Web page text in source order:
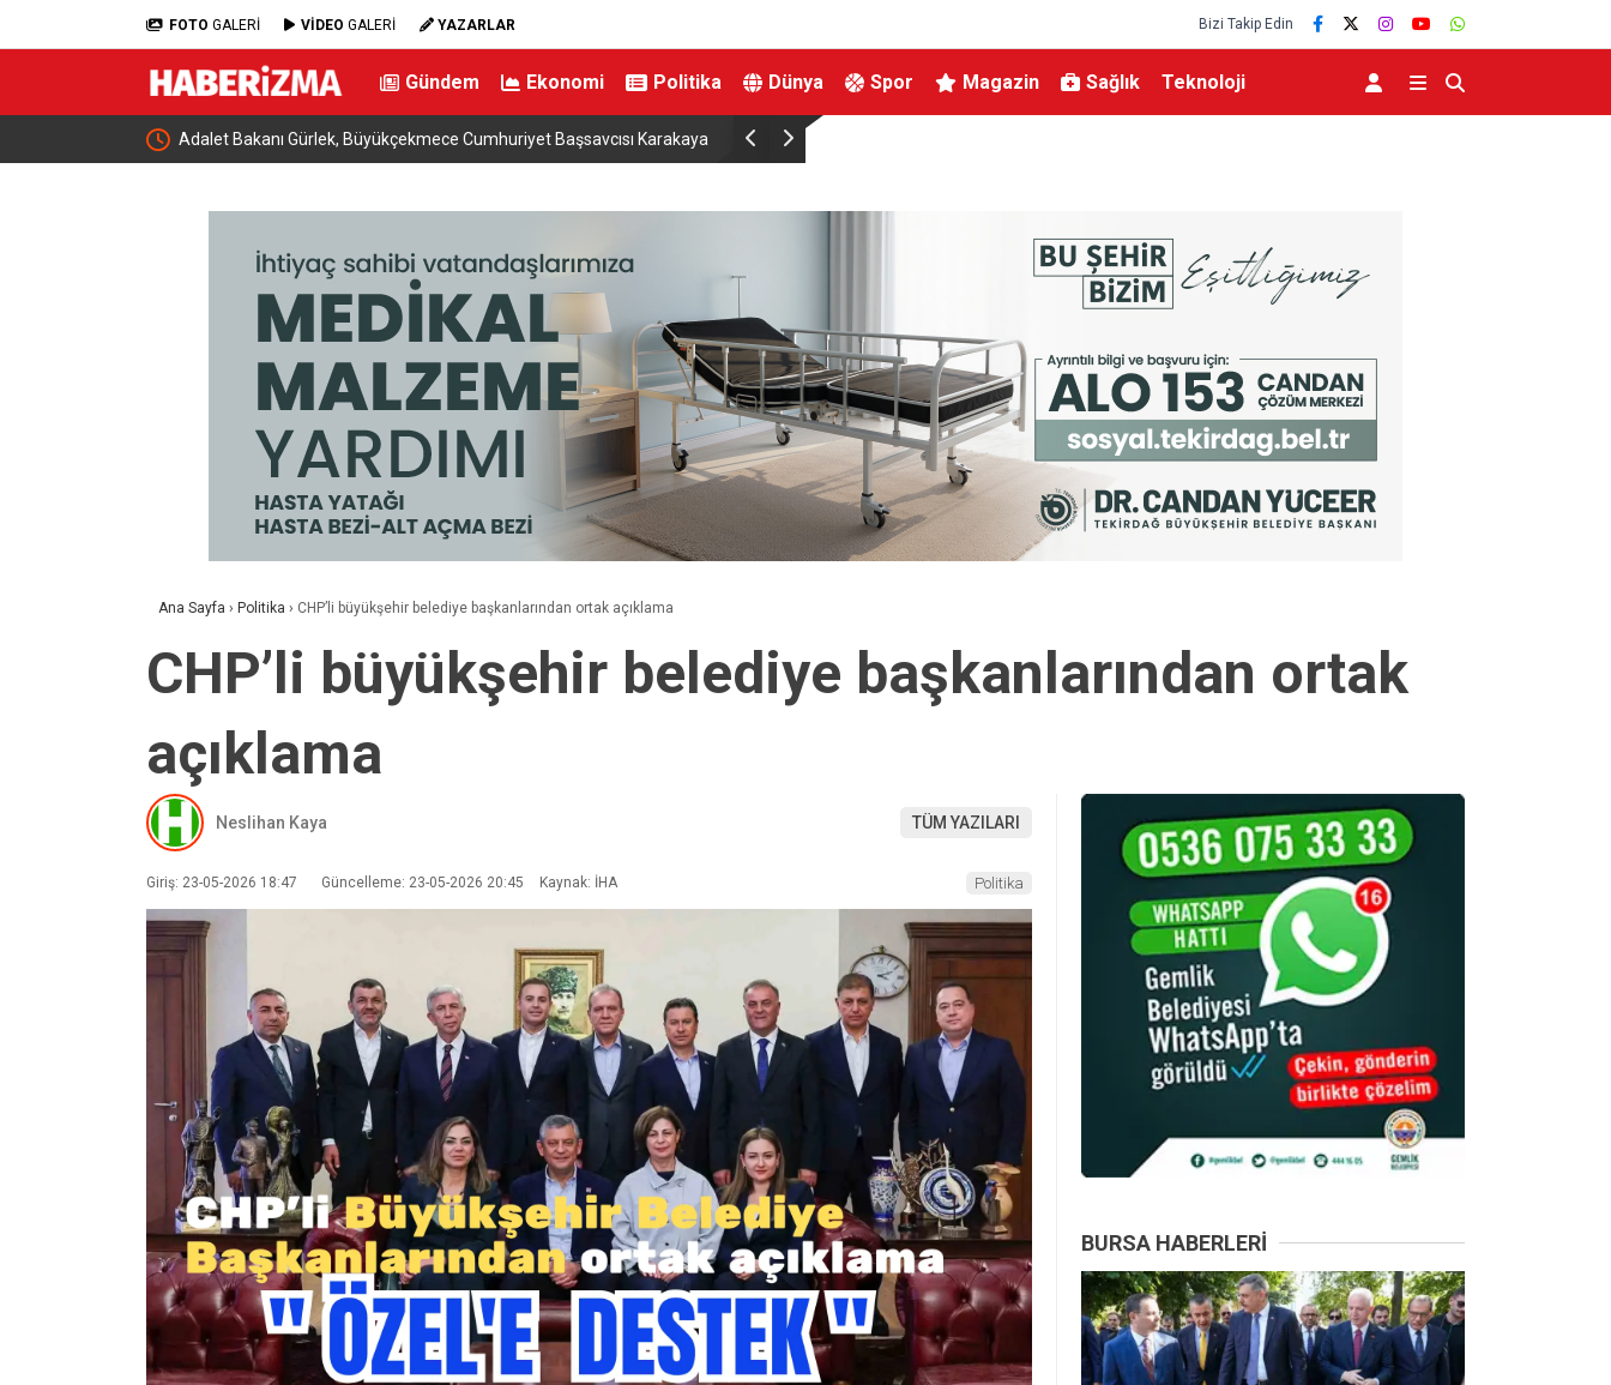
FOTO GALERİ VİDEO GALERİ YAZARLAR Bizi Takip Edin
Gündem Ekonomi Politika Dünya Spor Magazin Sağlık Teknoloji
Adalet Bakanı Gürlek, Büyükçekmece Cumhuriyet Başsavcısı Karakaya İran Dışişleri Bakanı Arakçi: “Hürmüz konusunda Umman’la anlaşmaya
Ana Sayfa › Politika › CHP’li büyükşehir belediye başkanlarından ortak açıklama
CHP’li büyükşehir belediye başkanlarından ortak
açıklama
Neslihan Kaya TÜM YAZILARI
Giriş: 23-05-2026 18:47 Güncelleme: 23-05-2026 20:45 Kaynak: İHA Politika
BURSA HABERLERI